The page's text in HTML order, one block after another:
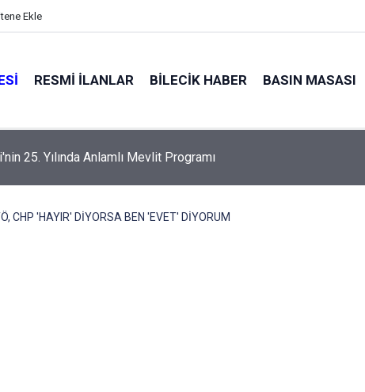
Ekle
RESMI İLANLAR BILECIK HABER BASIN MASASI
küle döndü
CHP 'HAYIR' DİYORSA BEN 'EVET' DİYORUM